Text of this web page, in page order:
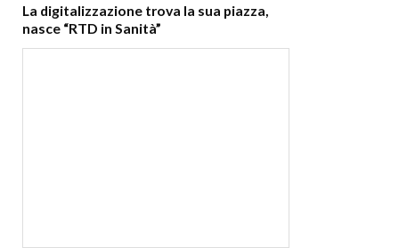
La digitalizzazione trova la sua piazza,
nasce “RTD in Sanità”